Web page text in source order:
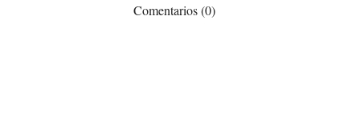
Comentarios (0)